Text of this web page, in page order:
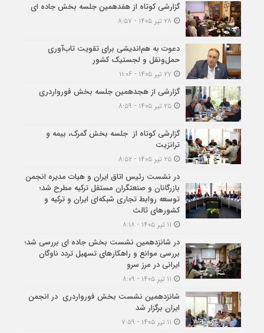
گزارشی کوتاه از هفدهمین جلسه بخش جاده ای
دعوت به هم‌اندیشی برای تقویت تاب‌آوری
حمل‌ونقل و لجستیک کشور
گزارشی از هجدهمین جلسه بخش فورواردری
۲۵ تیر ۱۴۰۵ - ۸:۵۹
گزارشی کوتاه از جلسه بخش گمرک، بیمه و
ترانزیت
۲۵ تیر ۱۴۰۵ - ۸:۵۲
در نشست رئیس اتاق ایران و هیات مدیره انجمن
بازرگانان و صنعتگران مستقل ترکیه مطرح شد؛
توسعه روابط تجاری شبکه‌ای ایران و ترکیه و
کشورهای ثالث
در شانزدهمین نشست بخش جاده ای بررسی شد؛
بررسی موانع و راهکارهای تسهیل تردد ناوگان
ایرانی در مرز سرو
شانزدهمین نشست بخش فورواردری در انجمن
ایران برگزار شد